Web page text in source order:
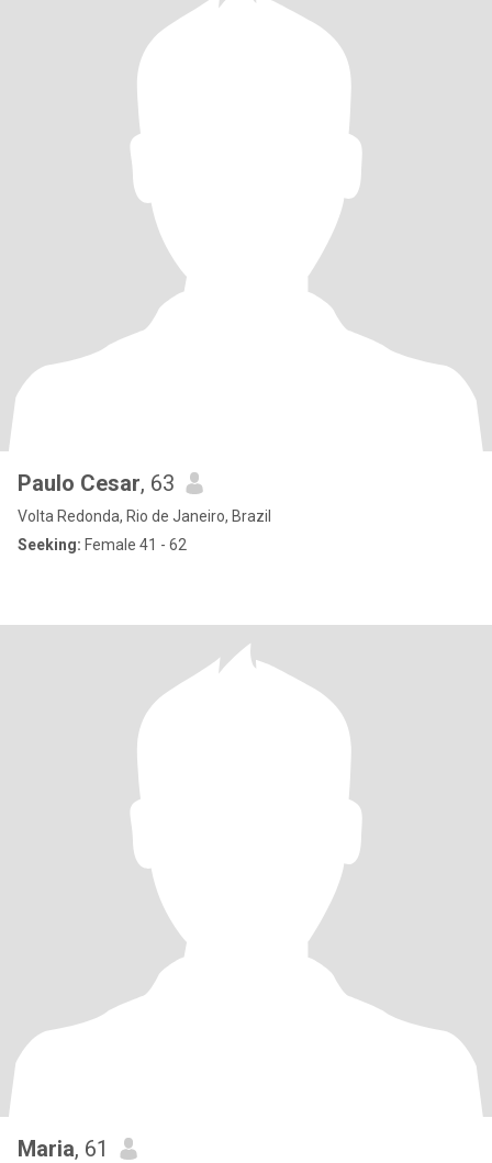
Paulo Cesar, 63
Volta Redonda, Rio de Janeiro, Brazil
Seeking: Female 41 - 62
Maria, 61